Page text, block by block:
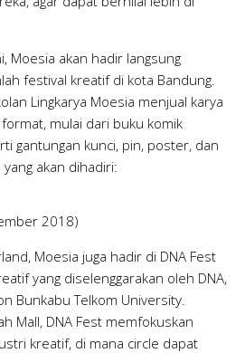
Moesia akan hadir langsung
festival kreatif di kota Bandung.
Lingkarya Moesia menjual karya
mulai dari buku komik
gantungan kunci, pin, poster, dan
akan dihadiri:
2018)
Moesia juga hadir di DNA Fest
yang diselenggarakan oleh DNA,
Bunkabu Telkom University.
Mall, DNA Fest memfokuskan
kreatif, di mana circle dapat